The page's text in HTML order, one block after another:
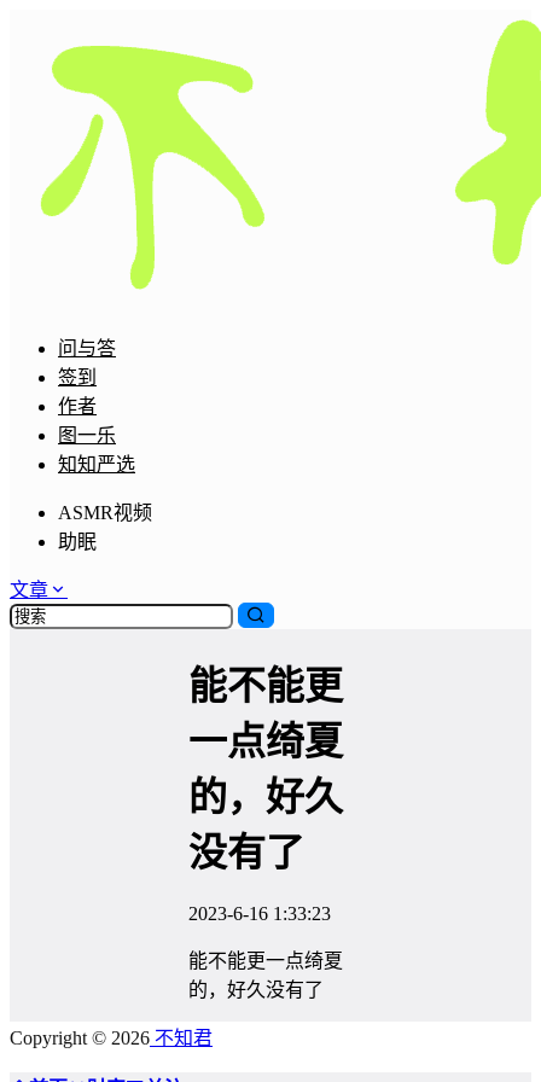
问与答
签到
作者
图一乐
知知严选
ASMR视频
助眠
文章
能不能更
一点绮夏
的，好久
没有了
2023-6-16 1:33:23
能不能更一点绮夏
的，好久没有了
Copyright © 2026 不知君